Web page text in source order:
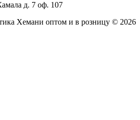
д. 7 оф. 107
Хемани оптом и в розницу © 2026